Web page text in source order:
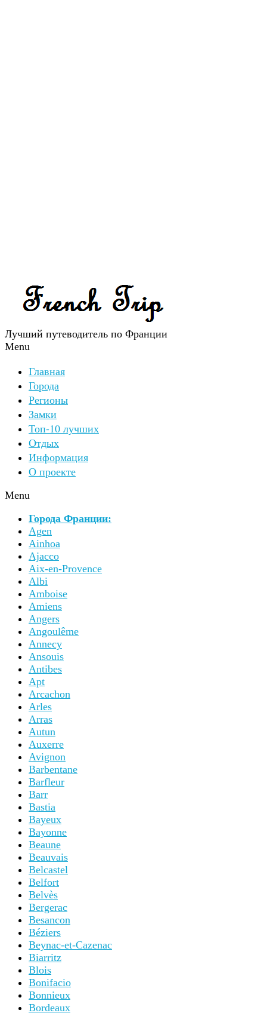
Лучший путеводитель по Франции
Menu
Главная
Города
Регионы
Замки
Топ-10 лучших
Отдых
Информация
О проекте
Menu
Города Франции:
Agen
Ainhoa
Ajacco
Aix-en-Provence
Albi
Amboise
Amiens
Angers
Angoulême
Annecy
Ansouis
Antibes
Apt
Arcachon
Arles
Arras
Autun
Auxerre
Avignon
Barbentane
Barfleur
Barr
Bastia
Bayeux
Bayonne
Beaune
Beauvais
Belcastel
Belfort
Belvès
Bergerac
Besancon
Béziers
Beynac-et-Cazenac
Biarritz
Blois
Bonifacio
Bonnieux
Bordeaux